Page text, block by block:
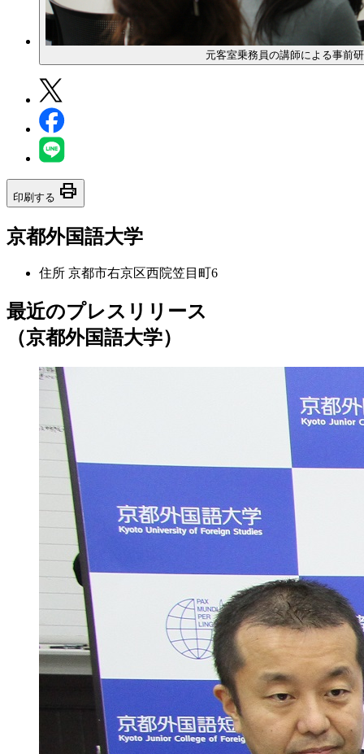
元客室乗務員の講師による事前
印刷する print
京都外国語大学
住所 京都市右京区西院笠目町6
最近のプレスリリース
（京都外国語大学）